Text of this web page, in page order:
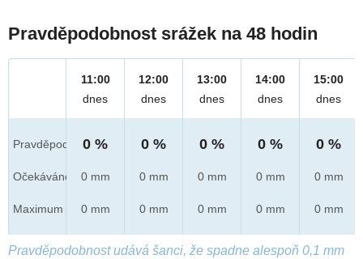
Pravděpodobnost srážek na 48 hodin
Pravděpod.
Očekáváno
Maximum
11:00
dnes
0 %
0 mm
0 mm
12:00
dnes
0 %
0 mm
0 mm
13:00
dnes
0 %
0 mm
0 mm
14:00
dnes
0 %
0 mm
0 mm
15:00
dnes
0 %
0 mm
0 mm
Pravděpodobnost udává šanci, že spadne alespoň 0,1 mm